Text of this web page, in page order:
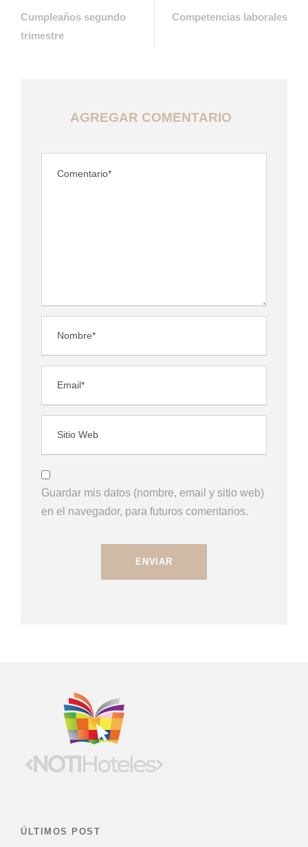
Cumpleaños segundo
trimestre
Competencias laborales
AGREGAR COMENTARIO
Guardar mis datos (nombre, email y sitio web)
en el navegador, para futuros comentarios.
ÚLTIMOS POST